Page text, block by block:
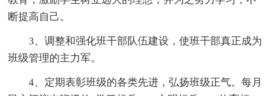
断提高自己。
3、调整和强化班干部队伍建设，使班干部真正成为
班级管理的主力军。
4、定期表彰班级的各类先进，弘扬班级正气。每月